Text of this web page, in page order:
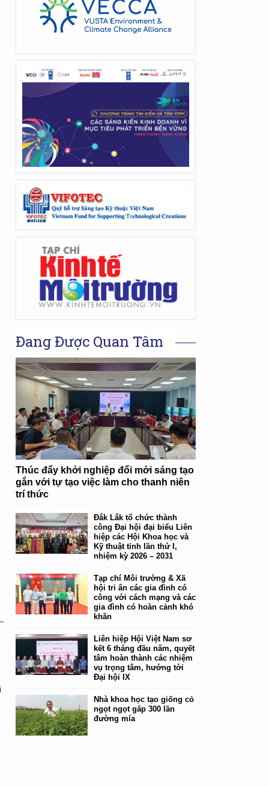
Đang Được Quan Tâm
Thúc đẩy khởi nghiệp đổi mới sáng tạo
gắn với tự tạo việc làm cho thanh niên
trí thức
Đắk Lắk tổ chức thành
công Đại hội đại biểu Liên
hiệp các Hội Khoa học và
Kỹ thuật tỉnh lần thứ I,
nhiệm kỳ 2026 – 2031
Tạp chí Môi trường & Xã
hội tri ân các gia đình có
công với cách mạng và các
gia đình có hoàn cảnh khó
khăn
Liên hiệp Hội Việt Nam sơ
kết 6 tháng đầu năm, quyết
tâm hoàn thành các nhiệm
vụ trọng tâm, hướng tới
Đại hội IX
Nhà khoa học tạo giống cỏ
ngọt ngọt gấp 300 lần
đường mía